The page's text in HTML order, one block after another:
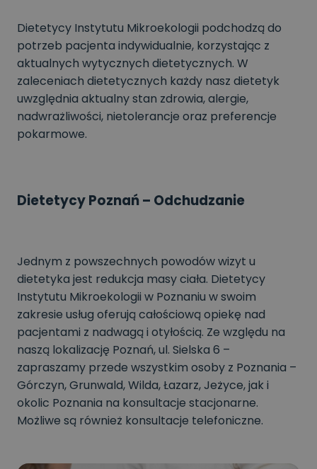
Dietetycy Instytutu Mikroekologii podchodzą do
potrzeb pacjenta indywidualnie, korzystając z
aktualnych wytycznych dietetycznych. W
zaleceniach dietetycznych każdy nasz dietetyk
uwzględnia aktualny stan zdrowia, alergie,
nadwrażliwości, nietolerancje oraz preferencje
pokarmowe.
Dietetycy Poznań – Odchudzanie
Jednym z powszechnych powodów wizyt u
dietetyka jest redukcja masy ciała. Dietetycy
Instytutu Mikroekologii w Poznaniu w swoim
zakresie usług oferują całościową opiekę nad
pacjentami z nadwagą i otyłością. Ze względu na
naszą lokalizację Poznań, ul. Sielska 6 –
zapraszamy przede wszystkim osoby z Poznania –
Górczyn, Grunwald, Wilda, Łazarz, Jeżyce, jak i
okolic Poznania na konsultacje stacjonarne.
Możliwe są również konsultacje telefoniczne.